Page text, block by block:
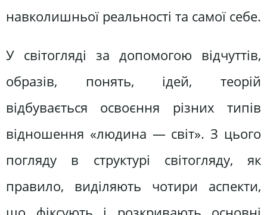
навколишньої реальності та самої себе.
У світогляді за допомогою відчуттів,
образів, понять, ідей, теорій
відбувається освоєння різних типів
відношення «людина — світ». З цього
погляду в структурі світогляду, як
правило, виділяють чотири аспекти,